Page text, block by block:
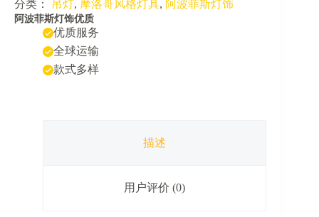
东
异
分类： 吊灯, 摩洛哥风格灯具, 阿波菲斯灯饰
阿波菲斯灯饰优质
优质服务
全球运输
款式多样
描述
用户评价 (0)